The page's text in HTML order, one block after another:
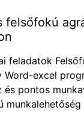
felsőfokú
feladatok
Word-excel
pontos